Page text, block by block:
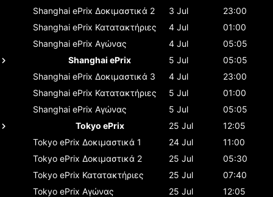
Shanghai ePrix Δοκιμαστικά 2 3 Jul
23:00
Shanghai ePrix Κατατακτήριες 4 Jul
01:00
Shanghai ePrix Αγώνας 4 Jul
05:05
Shanghai ePrix
5 Jul
05:05
Shanghai ePrix Δοκιμαστικά 3 4 Jul
23:00
Shanghai ePrix Κατατακτήριες 5 Jul
01:00
Shanghai ePrix Αγώνας 5 Jul
05:05
Tokyo ePrix
25 Jul
12:05
Tokyo ePrix Δοκιμαστικά 1 24 Jul
11:00
Tokyo ePrix Δοκιμαστικά 2 25 Jul
05:30
Tokyo ePrix Κατατακτήριες 25 Jul
07:40
Tokyo ePrix Αγώνας 25 Jul
12:05